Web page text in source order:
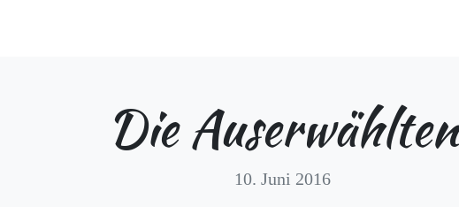
Die Auserwählten
10. Juni 2016